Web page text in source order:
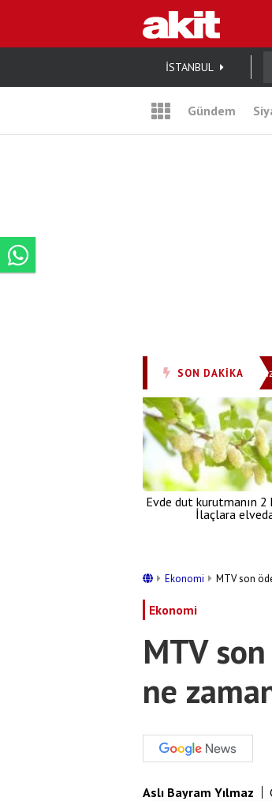
İSTANBUL
Gündem
SON DAKİKA
dışı vahşet kamerada! Ukrayna dronu silahsız
Evde dut kurutmanın 2
İlaçlara
Ekonomi MTV son
Ekonomi
MTV
ne
Aslı Bayram Yılmaz